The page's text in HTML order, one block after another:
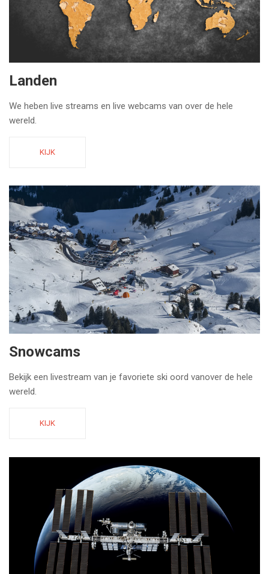
Landen
We heben live streams en live webcams van over de hele
wereld.
KIJK
Snowcams
Bekijk een livestream van je favoriete ski oord vanover de hele
wereld.
KIJK